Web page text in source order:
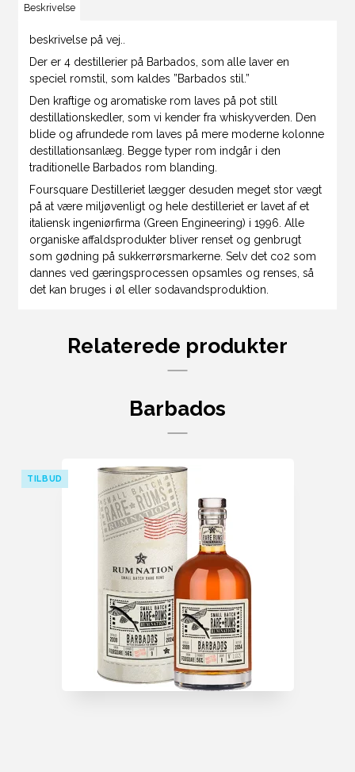
Beskrivelse
beskrivelse på vej..
Der er 4 destillerier på Barbados, som alle laver en
speciel romstil, som kaldes ”Barbados stil.”
Den kraftige og aromatiske rom laves på pot still
destillationskedler, som vi kender fra whiskyverden. Den
blide og afrundede rom laves på mere moderne kolonne
destillationsanlæg. Begge typer rom indgår i den
traditionelle Barbados rom blanding.
Foursquare Destilleriet lægger desuden meget stor vægt
på at være miljøvenligt og hele destilleriet er lavet af et
italiensk ingeniørfirma (Green Engineering) i 1996. Alle
organiske affaldsprodukter bliver renset og genbrugt
som gødning på sukkerrørsmarkerne. Selv det co2 som
dannes ved gæringsprocessen opsamles og renses, så
det kan bruges i øl eller sodavandsproduktion.
Relaterede produkter
Barbados
TILBUD